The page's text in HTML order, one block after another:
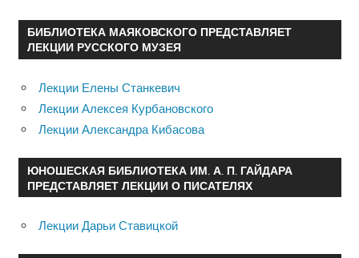
БИБЛИОТЕКА МАЯКОВСКОГО ПРЕДСТАВЛЯЕТ
ЛЕКЦИИ РУССКОГО МУЗЕЯ
Лекции Елены Станкевич
Лекции Алексея Курбановского
Лекции Александра Кибасова
ЮНОШЕСКАЯ БИБЛИОТЕКА ИМ. А. П. ГАЙДАРА
ПРЕДСТАВЛЯЕТ ЛЕКЦИИ О ПИСАТЕЛЯХ
Лекции Дарьи Ставицкой